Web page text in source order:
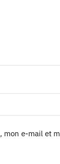
mon e-mail et